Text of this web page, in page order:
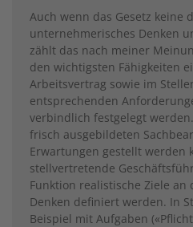
Auch wenn das Gesetz keine
unternehmerisches Denken
zählt das nach meiner
den wichtigsten Fähigkeiten
Arbeitsvertrag sowie im
entsprechenden
verbindlich festgelegt
frisch ausgebildeten
Erwartungen gestellt werden
stellvertretende
Funktion realistische Ziele
Denken definiert werden. In
Beispiel mit Aufgaben